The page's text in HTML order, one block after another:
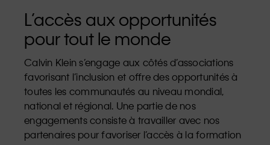
L’accès aux opportunités
pour tout le monde
Calvin Klein s’engage aux côtés d’associations
favorisant l’inclusion et offre des opportunités à
toutes les communautés au niveau mondial,
national et régional. Une partie de nos
engagements consiste à travailler avec nos
partenaires pour favoriser l’accès à la formation